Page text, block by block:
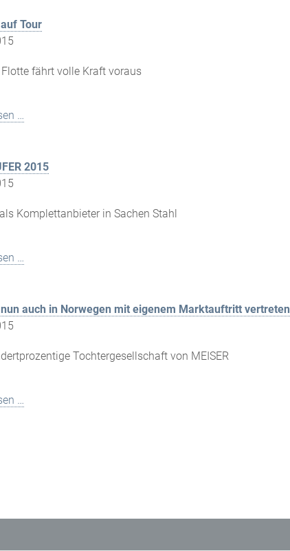
Tour
Flotte fährt volle Kraft voraus
…
2015
Komplettanbieter in Sachen Stahl
…
nun auch in Norwegen mit eigenem Marktauftritt vertreten
Tochtergesellschaft von MEISER
…